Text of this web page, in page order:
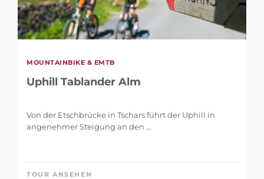
MOUNTAINBIKE & EMTB
Uphill Tablander Alm
Von der Etschbrücke in Tschars führt der Uphill in
angenehmer Steigung an den ...
TOUR ANSEHEN